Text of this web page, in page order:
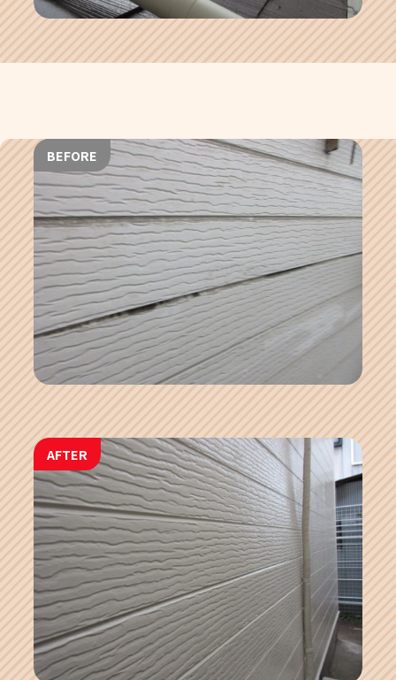
BEFORE
AFTER